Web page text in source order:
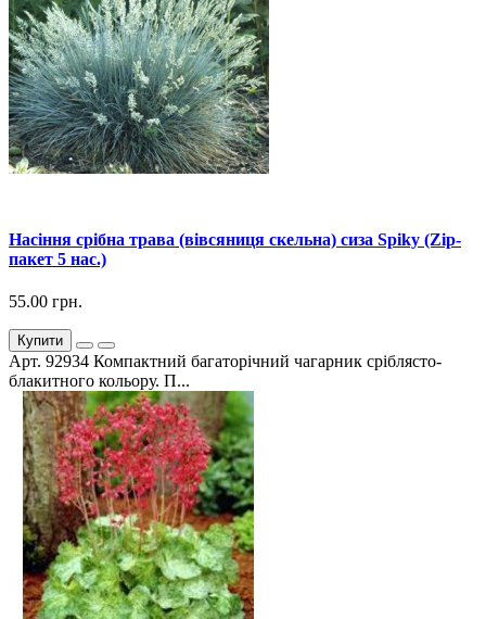
Насіння срібна трава (вівсяниця скельна) сиза Spiky (Zip-
пакет 5 нас.)
55.00 грн.
Купити
Арт. 92934 Компактний багаторічний чагарник сріблясто-
блакитного кольору. П...